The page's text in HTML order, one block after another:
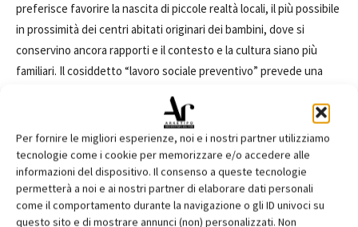
Per fornire le migliori esperienze, noi e i nostri partner utilizziamo
tecnologie come i cookie per memorizzare e/o accedere alle
informazioni del dispositivo. Il consenso a queste tecnologie
permetterà a noi e ai nostri partner di elaborare dati personali
come il comportamento durante la navigazione o gli ID univoci su
questo sito e di mostrare annunci (non) personalizzati. Non
preferisce favorire la nascita di piccole realtà locali, il più possibile
in prossimità dei centri abitati originari dei bambini, dove si
conservino ancora rapporti e il contesto e la cultura siano più
familiari. Il cosiddetto “lavoro sociale preventivo” prevede una
per risolvere situazioni esistenti e allo stesso tempo investire su
un capitale sociale solido per il futuro.
Questo approccio richiede la partecipazione attiva e il sostegno,
anche finanziario, da parte di organizzazioni filantropiche e
aziende private. In questo caso, fortunatamente non sono